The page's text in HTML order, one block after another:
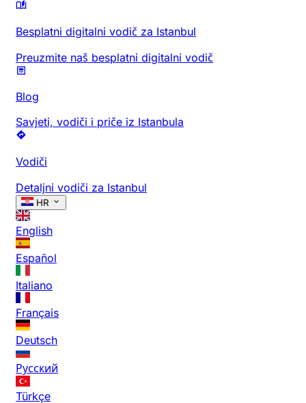
Besplatni digitalni vodič za Istanbul
Preuzmite naš besplatni digitalni vodič
Blog
Savjeti, vodiči i priče iz Istanbula
Vodiči
Detaljni vodiči za Istanbul
HR
English
Español
Italiano
Français
Deutsch
Русский
Türkçe